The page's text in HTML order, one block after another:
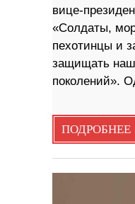
вице-
«Солдаты,
пехотинцы и
защищать
поколений».
ПОДРОБНЕЕ